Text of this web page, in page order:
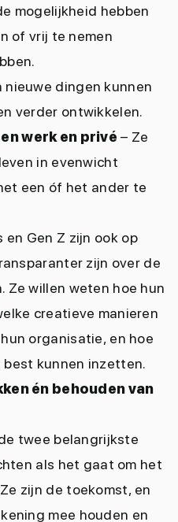
mogelijkheid hebben
of vrij te nemen
nieuwe dingen kunnen
verder ontwikkelen.
werk en privé – Ze
in evenwicht
een óf het ander te
Gen Z zijn ook op
zijn over de
Ze willen weten hoe hun
creatieve manieren
organisatie, en hoe
kunnen inzetten.
én behouden van
twee belangrijkste
als het gaat om het
zijn de toekomst, en
mee houden en